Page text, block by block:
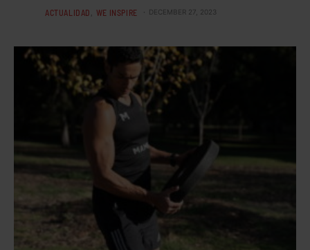
ACTUALIDAD WE INSPIRE DECEMBER 27, 2023